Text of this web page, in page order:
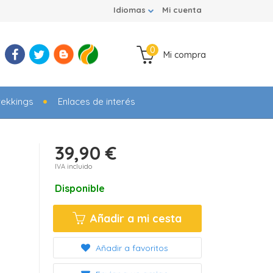
Mi cuenta
Idiomas
Mi compra
0
Enlaces de interés
39,90 €
IVA incluido
Disponible
Añadir a mi cesta
Añadir a favoritos